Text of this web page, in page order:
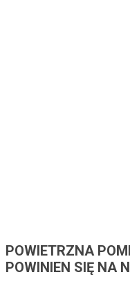
POWIETRZNA
POWINIEN SIĘ NA